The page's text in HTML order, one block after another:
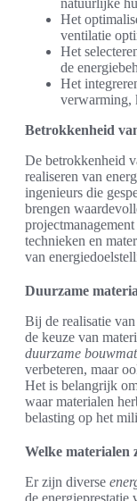
natuurlijke
Het
ventilatie
Het
de
Het
verwarming,
Betrokkenheid
De betrokkenheid
realiseren van
ingenieurs die
brengen
technieken en
van
Duurzame
Bij de realisatie
de keuze van
duurzame
verbeteren, maar
Het is belangrijk
waar materialen
belasting op het
Welke materialen
Er zijn diverse